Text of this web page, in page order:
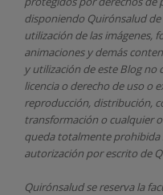
disponiendo Quirónsalud
utilización de las imágenes,
animaciones y demás
y utilización de este Blog
licencia o derecho de uso o
reproducción, distribución,
transformación o cualquier
queda totalmente prohibida
autorización por escrito de
Quirónsaludse reserva la